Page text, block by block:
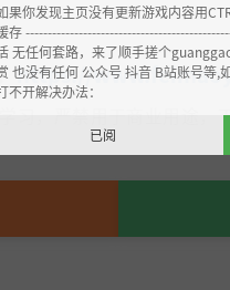
https://
习，严禁用于商业用途，
果你发现主页没有更新游戏内容用
存
无任何套路，来了顺手搓个
也没有任何 公众号 抖音 B站账号等,
不开解决办法：
已阅